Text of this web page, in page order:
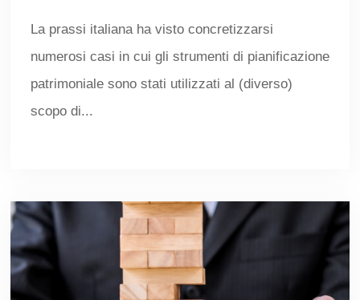
La prassi italiana ha visto concretizzarsi
numerosi casi in cui gli strumenti di pianificazione
patrimoniale sono stati utilizzati al (diverso)
scopo di...